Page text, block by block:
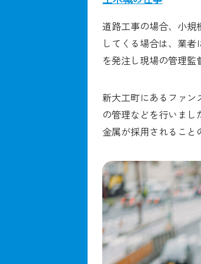
道路工事の場合、小規
してくる場合は、業
を発注し現場の管理監
新大工町にあるファ
の管理などを行いま
金属が採用されること